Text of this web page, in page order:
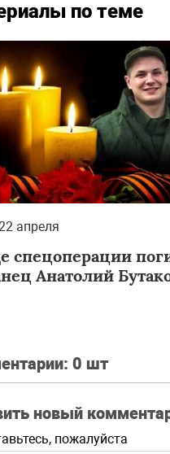
по теме
апреля
спецоперации
Анатолий
0 шт
новый
пожалуйста